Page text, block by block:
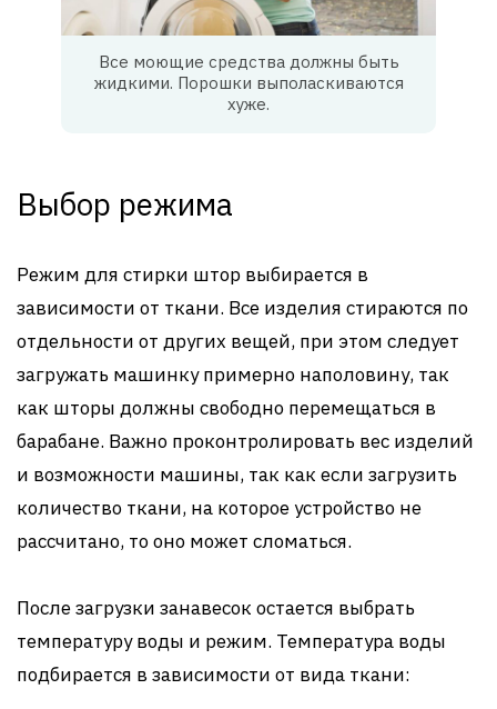
Все моющие средства должны быть
жидкими. Порошки выполаскиваются
хуже.
Выбор режима
Режим для стирки штор выбирается в
зависимости от ткани. Все изделия стираются по
отдельности от других вещей, при этом следует
загружать машинку примерно наполовину, так
как шторы должны свободно перемещаться в
барабане. Важно проконтролировать вес изделий
и возможности машины, так как если загрузить
количество ткани, на которое устройство не
рассчитано, то оно может сломаться.
После загрузки занавесок остается выбрать
температуру воды и режим. Температура воды
подбирается в зависимости от вида ткани: